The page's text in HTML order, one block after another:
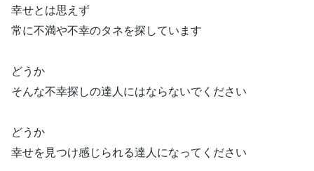
幸せとは思えず
常に不満や不幸のタネを探しています
どうか
そんな不幸探しの達人にはならないでください
どうか
幸せを見つけ感じられる達人になってください